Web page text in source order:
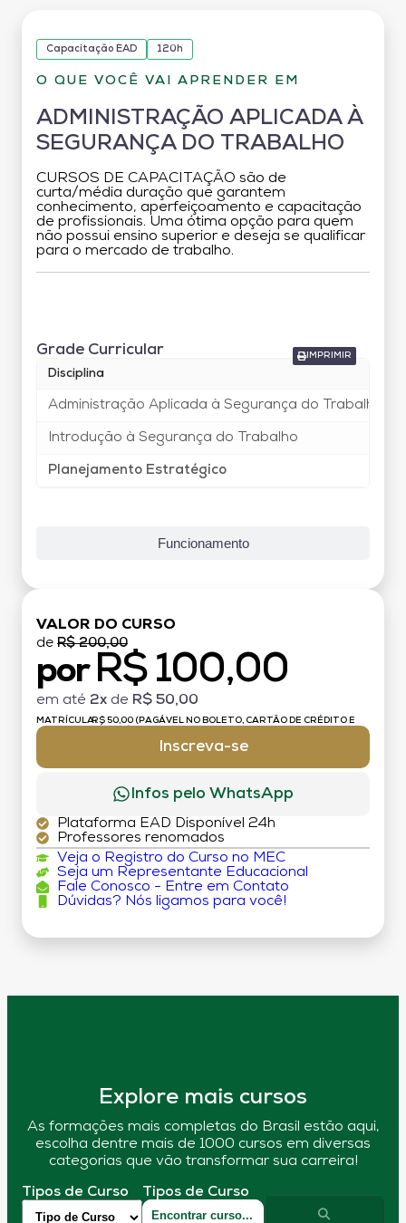
Capacitação EAD 120h
O QUE VOCÊ VAI APRENDER EM
ADMINISTRAÇÃO APLICADA À
SEGURANÇA DO TRABALHO
CURSOS DE CAPACITAÇÃO são de
curta/média duração que garantem
conhecimento, aperfeiçoamento e capacitação
de profissionais. Uma ótima opção para quem
não possui ensino superior e deseja se qualificar
para o mercado de trabalho.
Funcionamento
IMPRIMIR
Grade Curricular
Disciplina
Administração Aplicada à Segurança do Trabalho
Introdução à Segurança do Trabalho
Planejamento Estratégico
VALOR DO CURSO
de R$ 200,00
por R$ 100,00
em até 2x de R$ 50,00
MATRÍCULA:R$ 50,00 (PAGÁVEL NO BOLETO, CARTÃO DE CRÉDITO E
Inscreva-se
Infos pelo WhatsApp
Plataforma EAD Disponível 24h
Professores renomados
Veja o Registro do Curso no MEC
Seja um Representante Educacional
Fale Conosco - Entre em Contato
Dúvidas? Nós ligamos para você!
Explore mais cursos
As formações mais completas do Brasil estão aqui,
escolha dentre mais de 1000 cursos em diversas
categorias que vão transformar sua carreira!
Tipos de Curso Tipos de Curso